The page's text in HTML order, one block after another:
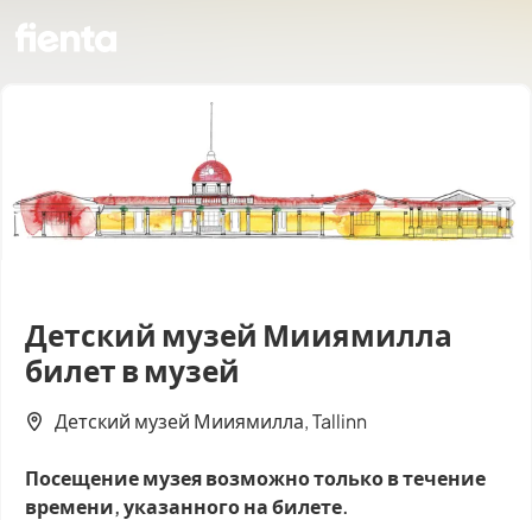
Детский музей Мииямилла
билет в музей
Детский музей Мииямилла, Tallinn
Посещение музея возможно только в течение
времени, указанного на билете.